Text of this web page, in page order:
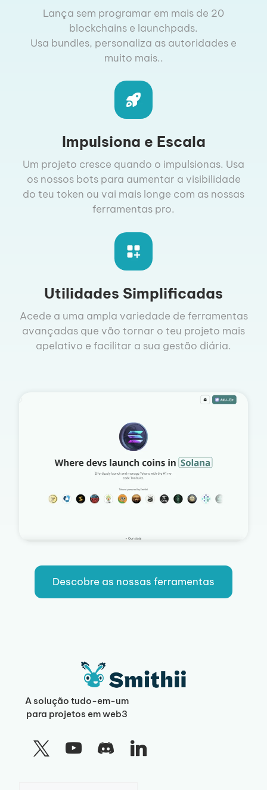
Lança sem programar em mais de 20
blockchains e launchpads.
Usa bundles, personaliza as autoridades e
muito mais..
Impulsiona e Escala
Um projeto cresce quando o impulsionas. Usa
os nossos bots para aumentar a visibilidade
do teu token ou vai mais longe com as nossas
ferramentas pro.
Utilidades Simplificadas
Acede a uma ampla variedade de ferramentas
avançadas que vão tornar o teu projeto mais
apelativo e facilitar a sua gestão diária.
Descobre as nossas ferramentas
A solução tudo-em-um
para projetos em web3